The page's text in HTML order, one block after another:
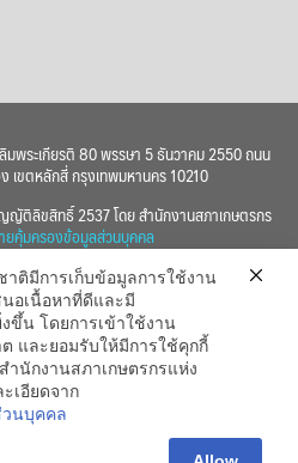
มพระเกียรติ 80 พรรษา 5 ธันวาคม 2550 ถนน
เขตหลักสี่ กรุงเทพมหานคร 10210
ติลิขสิทธิ์ 2537 โดย สำนักงานสภาเกษตรกร
ยคุ้มครองข้อมูลส่วนบุคคล
ติมีการเก็บข้อมูลการใช้งาน
นอเนื้อหาที่ดีและมี
ขึ้น โดยการเข้าใช้งาน
และยอมรับให้มีการใช้คุกกี้
ำนักงานสภาเกษตรกรแห่ง
เอียดจาก
วนบุคคล